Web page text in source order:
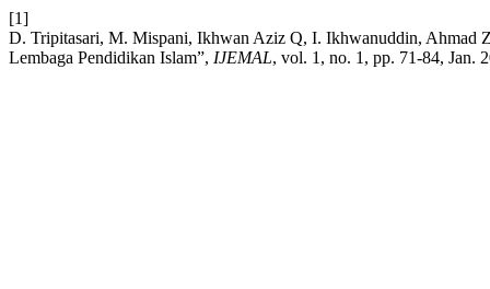
[1]
D. Tripitasari, M. Mispani, Ikhwan Aziz Q, I. Ikhwanuddin, Ahmad
Lembaga Pendidikan Islam”, IJEMAL, vol. 1, no. 1, pp. 71-84, Jan.